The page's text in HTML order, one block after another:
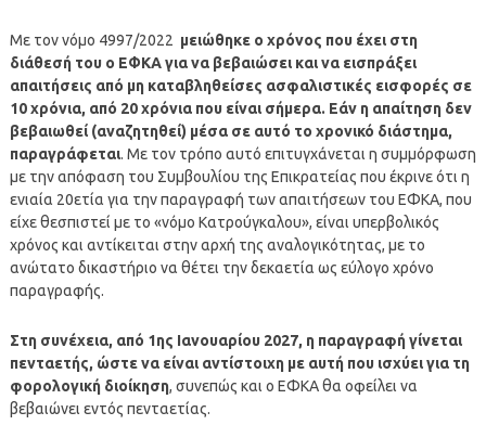
Με τον νόμο 4997/2022 μειώθηκε ο χρόνος που έχει στη
διάθεσή του ο ΕΦΚΑ για να βεβαιώσει και να εισπράξει
απαιτήσεις από μη καταβληθείσες ασφαλιστικές εισφορές σε
10 χρόνια, από 20 χρόνια που είναι σήμερα. Εάν η απαίτηση δεν
βεβαιωθεί (αναζητηθεί) μέσα σε αυτό το χρονικό διάστημα,
παραγράφεται. Με τον τρόπο αυτό επιτυγχάνεται η συμμόρφωση
με την απόφαση του Συμβουλίου της Επικρατείας που έκρινε ότι η
ενιαία 20ετία για την παραγραφή των απαιτήσεων του ΕΦΚΑ, που
είχε θεσπιστεί με το «νόμο Κατρούγκαλου», είναι υπερβολικός
χρόνος και αντίκειται στην αρχή της αναλογικότητας, με το
ανώτατο δικαστήριο να θέτει την δεκαετία ως εύλογο χρόνο
παραγραφής.
Στη συνέχεια, από 1ης Ιανουαρίου 2027, η παραγραφή γίνεται
πενταετής, ώστε να είναι αντίστοιχη με αυτή που ισχύει για τη
φορολογική διοίκηση, συνεπώς και ο ΕΦΚΑ θα οφείλει να
βεβαιώνει εντός πενταετίας.